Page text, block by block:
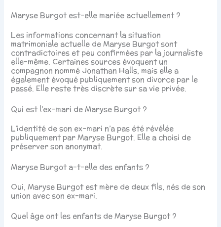
Maryse Burgot est-elle mariée actuellement ?
Les informations concernant la situation
matrimoniale actuelle de Maryse Burgot sont
contradictoires et peu confirmées par la journaliste
elle-même. Certaines sources évoquent un
compagnon nommé Jonathan Halls, mais elle a
également évoqué publiquement son divorce par le
passé. Elle reste très discrète sur sa vie privée.
Qui est l’ex-mari de Maryse Burgot ?
L’identité de son ex-mari n’a pas été révélée
publiquement par Maryse Burgot. Elle a choisi de
préserver son anonymat.
Maryse Burgot a-t-elle des enfants ?
Oui, Maryse Burgot est mère de deux fils, nés de son
union avec son ex-mari.
Quel âge ont les enfants de Maryse Burgot ?